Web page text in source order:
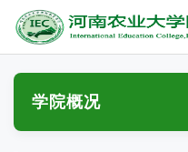
学院概况